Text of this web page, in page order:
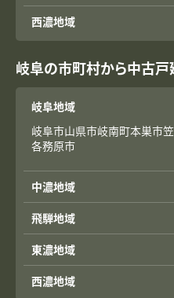
西濃地域
岐阜の市町村から中古戸
岐阜地域
岐阜市山県市岐南町本巣市
各務原市
中濃地域
飛騨地域
東濃地域
西濃地域